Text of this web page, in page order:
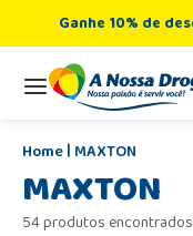
Ganhe 10% de
MAXTON
MAXTON
54 produtos encontrados